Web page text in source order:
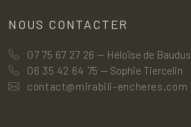
NOUS CONTACTER
07 75 67 27 26 — Héloïse de Baudus
06 35 42 64 75 — Sophie Tiercelin
contact@mirabili-encheres.com